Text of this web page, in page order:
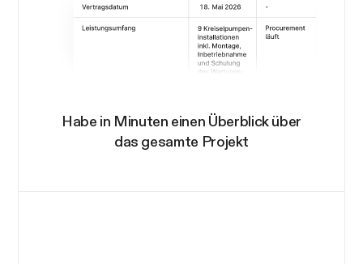
Habe in Minuten einen Überblick über
das gesamte Projekt